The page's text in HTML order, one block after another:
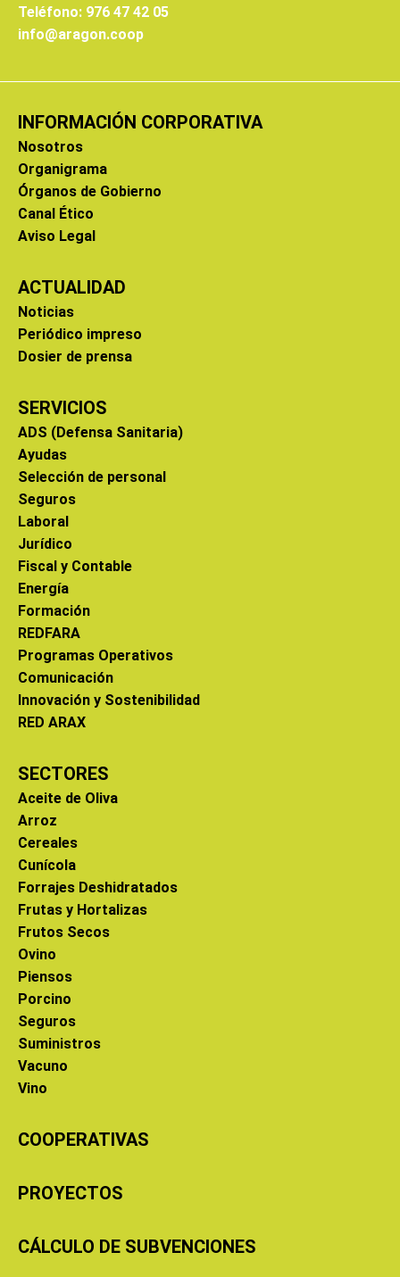
Teléfono: 976 47 42 05
info@aragon.coop
INFORMACIÓN CORPORATIVA
Nosotros
Organigrama
Órganos de Gobierno
Canal Ético
Aviso Legal
ACTUALIDAD
Noticias
Periódico impreso
Dosier de prensa
SERVICIOS
ADS (Defensa Sanitaria)
Ayudas
Selección de personal
Seguros
Laboral
Jurídico
Fiscal y Contable
Energía
Formación
REDFARA
Programas Operativos
Comunicación
Innovación y Sostenibilidad
RED ARAX
SECTORES
Aceite de Oliva
Arroz
Cereales
Cunícola
Forrajes Deshidratados
Frutas y Hortalizas
Frutos Secos
Ovino
Piensos
Porcino
Seguros
Suministros
Vacuno
Vino
COOPERATIVAS
PROYECTOS
CÁLCULO DE SUBVENCIONES